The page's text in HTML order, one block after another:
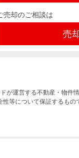
売却のご相談は
売
が運営する不動産・物件
等について保証するもの